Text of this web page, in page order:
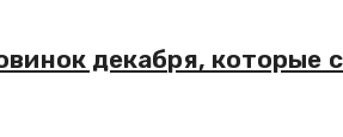
декабря, которые